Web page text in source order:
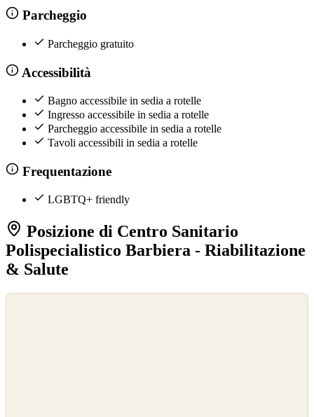
Parcheggio
Parcheggio gratuito
Accessibilità
Bagno accessibile in sedia a rotelle
Ingresso accessibile in sedia a rotelle
Parcheggio accessibile in sedia a rotelle
Tavoli accessibili in sedia a rotelle
Frequentazione
LGBTQ+ friendly
Posizione di Centro Sanitario
Polispecialistico Barbiera - Riabilitazione
& Salute